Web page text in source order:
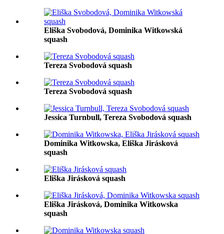
Eliška Svobodová, Dominika Witkowská
squash
Tereza Svobodová squash
Tereza Svobodová squash
Jessica Turnbull, Tereza Svobodová squash
Dominika Witkowska, Eliška Jirásková
squash
Eliška Jirásková squash
Eliška Jirásková, Dominika Witkowska
squash